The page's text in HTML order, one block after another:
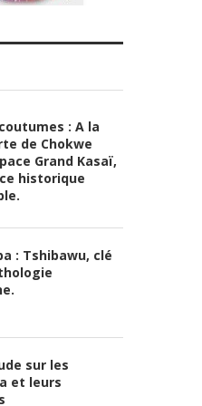
: A la
de Chokwe
Grand Kasaï,
historique
: Tshibawu, clé
sur les
et leurs